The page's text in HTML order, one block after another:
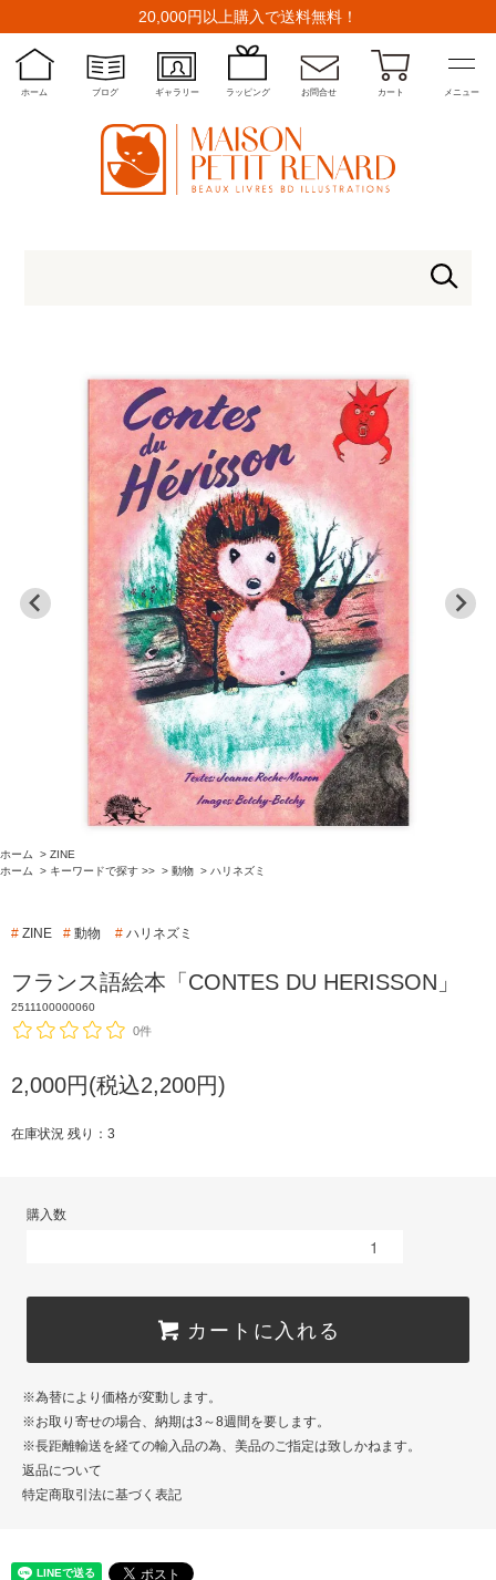
20,000円以上購入で送料無料！
ホーム ブログ ギャラリー ラッピング お問合せ カート メニュー
ホーム > ZINE
ホーム
> キーワードで探す >> > 動物 > ハリネズミ
# ZINE # 動物 # ハリネズミ
フランス語絵本「CONTES DU HERISSON」
2511100000060
0件
2,000円(税込2,200円)
在庫状況 残り：3
購入数
カートに入れる
※為替により価格が変動します。
※お取り寄せの場合、納期は3～8週間を要します。
※長距離輸送を経ての輸入品の為、美品のご指定は致しかねます。
返品について
特定商取引法に基づく表記